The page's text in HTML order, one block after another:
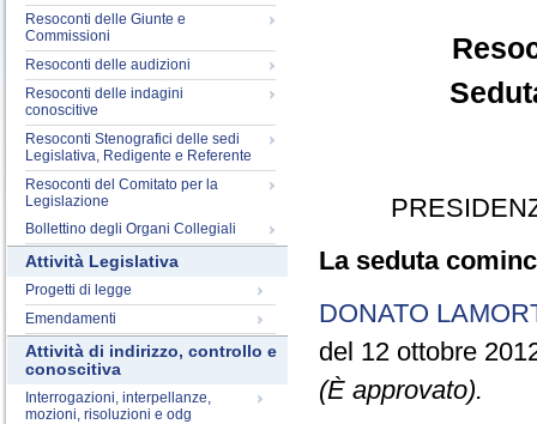
Resoconti delle Giunte e
Commissioni
Resoconti delle audizioni
Resoconti delle indagini
conoscitive
Resoconti Stenografici delle sedi
Legislativa, Redigente e Referente
Resoconti del Comitato per la
Legislazione
Bollettino degli Organi Collegiali
Attività Legislativa
Progetti di legge
Emendamenti
Attività di indirizzo, controllo e
conoscitiva
Interrogazioni, interpellanze,
mozioni, risoluzioni e odg
La seduta
DONATO
del 12 ottobre
(È approvato).